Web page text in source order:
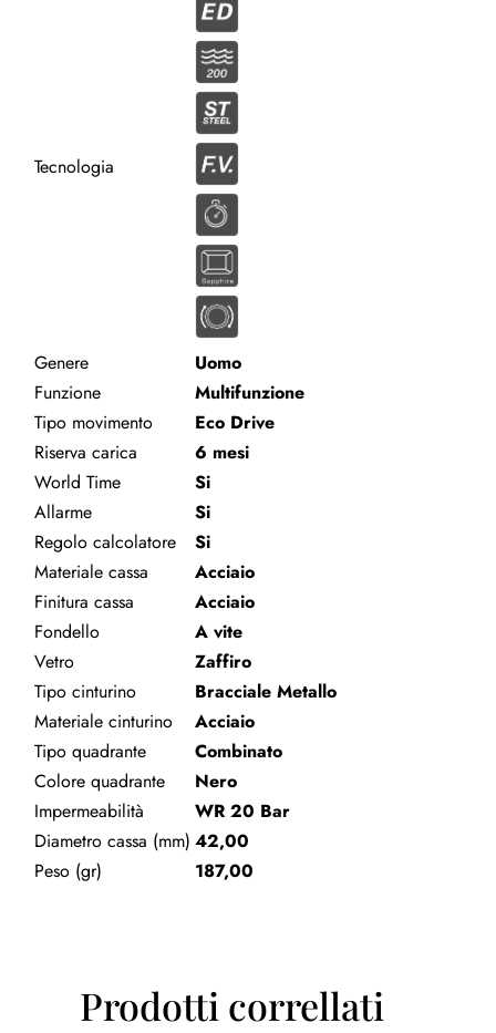
Tecnologia
Genere
Uomo
Funzione
Multifunzione
Tipo movimento
Eco Drive
Riserva carica
6 mesi
World Time
Si
Allarme
Si
Regolo calcolatore
Si
Materiale cassa
Acciaio
Finitura cassa
Acciaio
Fondello
A vite
Vetro
Zaffiro
Tipo cinturino
Bracciale Metallo
Materiale cinturino
Acciaio
Tipo quadrante
Combinato
Colore quadrante
Nero
Impermeabilità
WR 20 Bar
Diametro cassa (mm) 42,00
Peso (gr)
187,00
Prodotti correllati